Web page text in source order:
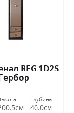
REG 1D2S
Глубина
40.0см